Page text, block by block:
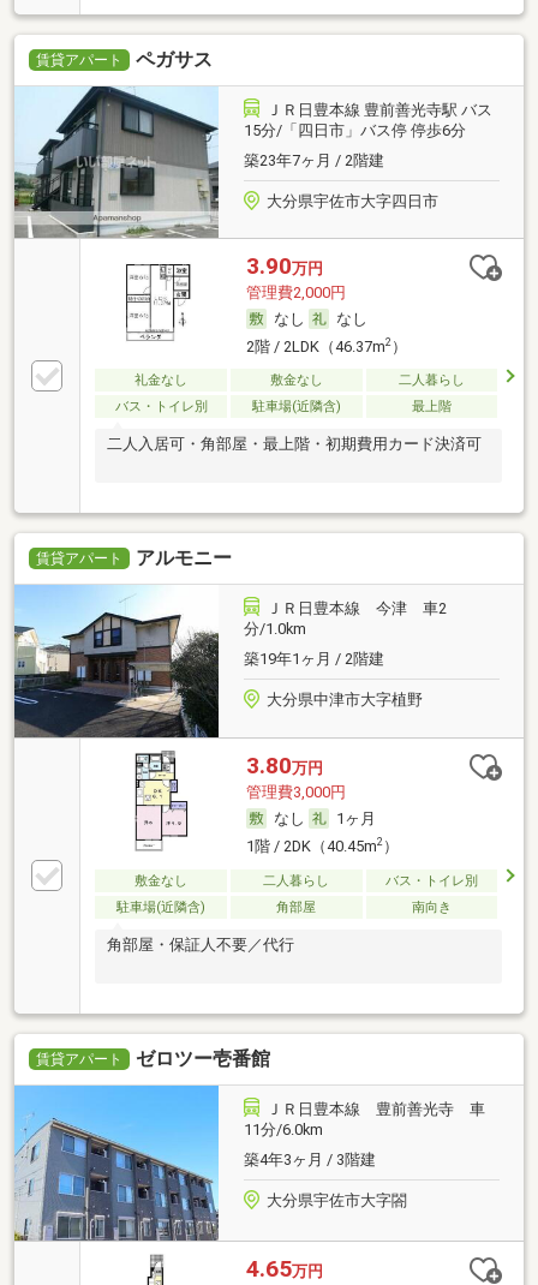
賃貸アパート ペガサス
ＪＲ日豊本線 豊前善光寺駅 バス
15分/「四日市」バス停 停歩6分
築23年7ヶ月 / 2階建
大分県宇佐市大字四日市
3.90万円
管理費2,000円
なし
なし
2階 / 2LDK（46.37m2）
礼金なし 敷金なし
二人暮らし
バス・トイレ別
駐車場(近隣含) 最上階
二人入居可・角部屋・最上階・初期費用カード決済可
賃貸アパート アルモニー
ＪＲ日豊本線 今津 車2
分/1.0km
築19年1ヶ月 / 2階建
大分県中津市大字植野
3.80万円
管理費3,000円
なし
1ヶ月
1階 / 2DK（40.45m2）
敷金なし 二人暮らし
バス・トイレ別
駐車場(近隣含)
角部屋 南向き
角部屋・保証人不要／代行
賃貸アパート ゼロツー壱番館
ＪＲ日豊本線 豊前善光寺 車
11分/6.0km
築4年3ヶ月 / 3階建
大分県宇佐市大字閤
4.65万円